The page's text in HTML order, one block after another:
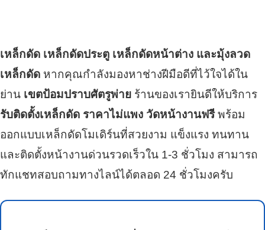
เหล็กดัด เหล็กดัดประตู เหล็กดัดหน้าต่าง และมุ้งลวด
เหล็กดัด หากคุณกำลังมองหาช่างฝีมือดีที่ไว้ใจได้ใน
ย่าน เขตป้อมปราบศัตรูพ่าย ร้านของเรายินดีให้บริการ
รับติดตั้งเหล็กดัด ราคาไม่แพง วัดหน้างานฟรีพร้อม
ออกแบบเหล็กดัดโมเดิร์นที่สวยงาม แข็งแรง ทนทาน
และติดตั้งหน้างานด่วนรวดเร็วใน 1-3 ชั่วโมง สามารถ
ทักแชทสอบถามทางไลน์ได้ตลอด 24 ชั่วโมงครับ